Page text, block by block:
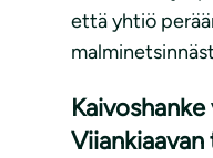
että yhtiö